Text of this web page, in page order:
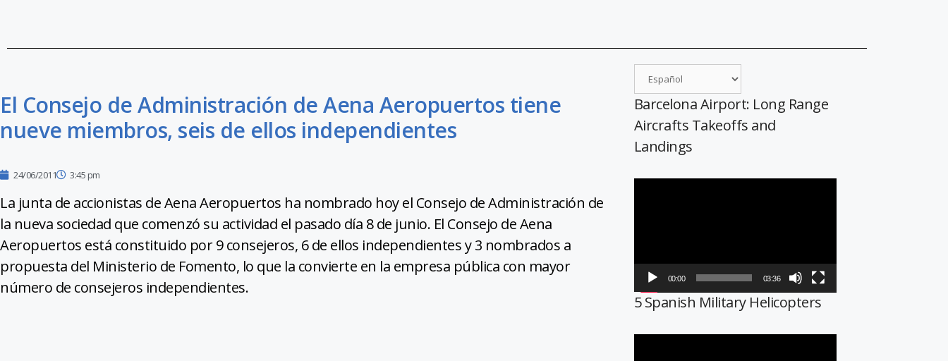
El Consejo de Administración de Aena Aeropuertos tiene
nueve miembros, seis de ellos independientes
24/06/2011 3:45 pm
La junta de accionistas de Aena Aeropuertos ha nombrado hoy el Consejo de Administración de
la nueva sociedad que comenzó su actividad el pasado día 8 de junio. El Consejo de Aena
Aeropuertos está constituido por 9 consejeros, 6 de ellos independientes y 3 nombrados a
propuesta del Ministerio de Fomento, lo que la convierte en la empresa pública con mayor
número de consejeros independientes.
Barcelona Airport: Long Range
Aircrafts Takeoffs and
Landings
00:00 03:36
5 Spanish Military Helicopters